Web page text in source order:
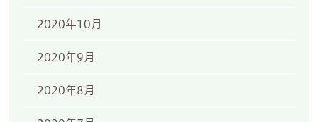
2020年10月
2020年9月
2020年8月